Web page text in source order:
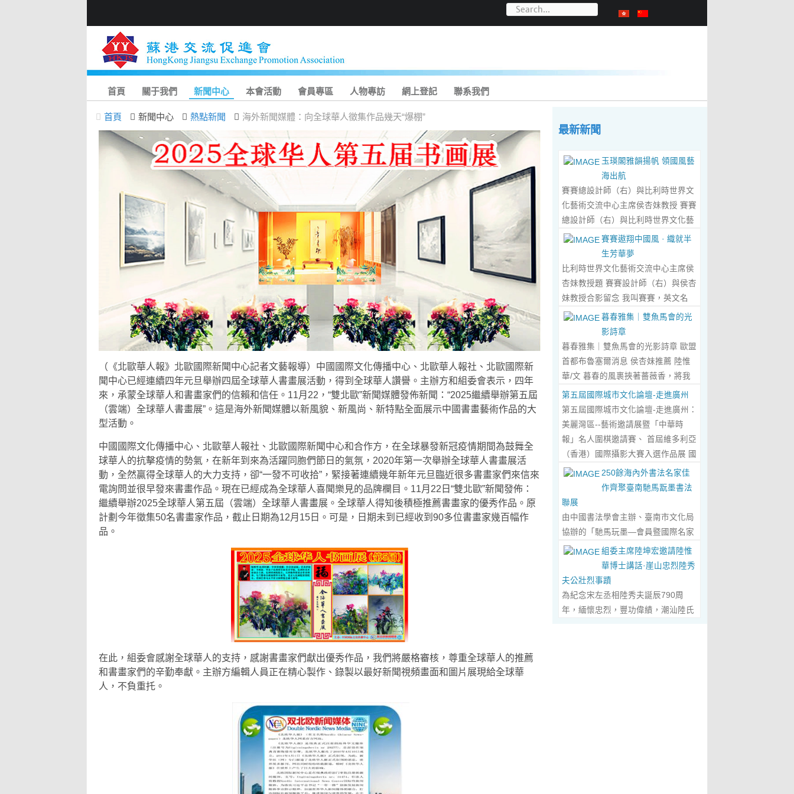
首頁 關于我們 新聞中心 本會活動 會員專區 人物專訪 網上登記 聯系我們
首頁 新聞中心 熱點新聞 海外新聞媒體：向全球華人徵集作品幾天“爆棚”
（《北歐華人報》北歐國際新聞中心記者文藝報導）中國國際文化傳播中心、北歐華人報社、北歐國際新
聞中心已經連續四年元旦舉辦四屆全球華人書畫展活動，得到全球華人讚譽。主辦方和組委會表示，四年
來，承蒙全球華人和書畫家們的信賴和信任。11月22，“雙北歐”新聞媒體發佈新聞：“2025繼續舉辦第五屆
（雲端）全球華人書畫展”。這是海外新聞媒體以新風貌、新風尚、新特點全面展示中國書畫藝術作品的大
型活動。
中國國際文化傳播中心、北歐華人報社、北歐國際新聞中心和合作方，在全球暴發新冠疫情期間為鼓舞全
球華人的抗擊疫情的勢氣，在新年到來為活躍同胞們節日的氣氛，2020年第一次舉辦全球華人書畫展活
動，全然贏得全球華人的大力支持，卻“一發不可收拾”，緊接著連續幾年新年元旦臨近很多書畫家們來信來
電詢問並很早發來書畫作品。現在已經成為全球華人喜聞樂見的品牌欄目。11月22日“雙北歐”新聞發佈：
繼續舉辦2025全球華人第五屆（雲端）全球華人書畫展。全球華人得知後積極推薦書畫家的優秀作品。原
計劃今年徵集50名書畫家作品，截止日期為12月15日。可是，日期未到已經收到90多位書畫家幾百幅作
品。
在此，組委會感謝全球華人的支持，感謝書畫家們獻出優秀作品，我們將嚴格審核，尊重全球華人的推薦
和書畫家們的辛勤奉獻。主辦方編輯人員正在精心製作、錄製以最好新聞視頻畫面和圖片展現給全球華
人，不負重托。
最新新聞
玉瑛閣雅韻揚帆 領國風藝
海出航
賽賽總設計師（右）與比利時世界文
化藝術交流中心主席侯杏妹教授 賽賽
總設計師（右）與比利時世界文化藝
術交流中心主席侯杏妹教授及其題詞
合影留念 ‍ 賽賽/文 ‍ 近日有幸與比利
時籍華裔藝術家陸惟華、侯杏妹夫婦
傾心晤談，此番交流沒有客套的寒
暄，唯有藝術與文化的深度共鳴，言
骨與赤誠的文化情懷，暢談過後，內
心滿是深切的感念與久久不散的觸
動，更讓我對國風服飾的創作之路，
有了全新的認知與堅守。... Read
More...
賽賽遨翔中國風 · 織就半
生芳華夢
比利時世界文化藝術交流中心主席侯
杏妹教授題 賽賽設計師（右）與侯杏
妹教授合影留念 我叫賽賽，英文名
Elin，生於湖南邵東的鄉野村落，如
今紮根東莞，在服裝與設計的領域
裡，書寫著屬於自己的人生篇章。 我
的童年，是被墨香與書卷包裹的時
光。外公是當地頗負盛名的國畫愛好
師、老校長，他的一生，一半是教書
育人的赤誠，一半是筆墨丹青的風
雅。記憶裡，外公的書桌總鋪著宣
紙，狼毫筆起落間，山水花鳥躍然紙
上，窗外的田園炊煙、山間流雲，都
成了他筆下的景致。我總蹲在桌旁靜
靜凝望，看墨色在紙上暈染開深淺層
次，看線條勾勒出世間萬物，那些靈
動的筆觸、雅致的構圖，悄無聲息地
化作我最初的美學啟蒙。耳濡目染之
下，我深深愛上了繪畫，年少的心
裡，悄悄埋下了一個成為畫家的夢
想，那份對美與生俱來的嚮往，對藝
術純粹的執著，從此在心底生根發
芽，成為貫穿我一生的精神底色。...
暮春雅集｜雙魚馬會的光
影詩章
暮春雅集｜雙魚馬會的光影詩章 歐盟
首都布魯塞爾消息 侯杏妹推薦 陸惟
華/文 暮春的風裹挾著薔薇香，將我
們引入香港雙魚河馬會的湖光畫卷
中。葉慶良博士、陸惟華博士、侯杏
妹教授與廖國玲小姐同游于此，在水
墨煙嵐與藝術雅趣間，共赴一場關於
時光的慢調敘事。 墨韻凝香：方寸亭
著的燈串尚未蘇醒，卻被攀援的藤蔓
織成了碎金簾幕。牙醫博士葉慶良的
書法彙報在此流淌，如古琴撥弦——
他從倉頡造字的鴻蒙傳說講起，指尖
劃過甲骨文的象形密碼，將東方哲思
的留白與日本新書法的張力調和成墨
色，在宣紙上暈染出“手術刀與毛筆共
舞”的傳奇。當他談及篆隸的古拙如鐘
鼎鏽跡、草書的狂放似驚鴻掠水，嚴
謹的學術脈絡裡忽然漫出詩意：“醫學
第五屆國際城市文化論壇-走進廣州
第五屆國際城市文化論壇-走進廣州：
美麗灣區--藝術邀請展暨「中華時
報」名人圍棋邀請賽、 首屆維多利亞
（香港）國際攝影大賽入選作品展 國
際城市文化論壇介紹： 國際城市文化
論壇組委會和中華時報傳媒集團等機
構，成 功在中國內地和澳門主辦了三
屆国際城市文化論壇。第一 屆，於
2018年在歷史文化名城浙江省紹興市
的結合」。第二屆，於2019年在旅
遊文化名城廣東省陽春市舉辦，主題
為「文化旅遊+」城市 與新農村文化
旅遊融合」。第三屆，於2022年在澳
門舉 辦，主題為「讓中華傳統文化成
250餘海內外書法名家佳
作齊聚臺南馳馬翫墨書法
聯展
由中國書法學會主辦、臺南市文化局
協辦的「馳馬玩墨—會員暨國際名家
書法聯展」，已於2026年5月3日在
臺南新營文化中心盛大開幕。本次展
覽薈萃海內外書法名家佳作約二百五
十件，匯聚臺灣近兩百位書家，及全
球十餘國家和地區四十二位國際名
組委主席陸坤宏邀請陸惟
華博士講話·崖山忠烈陸秀
夫公壯烈事蹟
為紀念宋左丞相陸秀夫誕辰790周
年，緬懷忠烈，豐功偉績，潮汕陸氏